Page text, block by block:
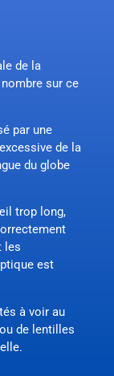
de la
sur ce
par une
de la
du globe
trop long,
les
est
à voir au
de lentilles